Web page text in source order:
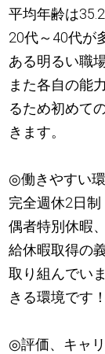
平均年齢は35.2
20代～40代が
ある明るい職
また各自の能
るため初めて
きます。
◎働きやすい
完全週休2日
偶者特別休暇
給休暇取得の
取り組んでい
きる環境です！
◎評価、キャ